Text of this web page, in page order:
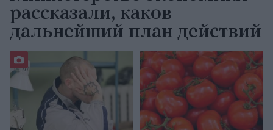
рассказали, каков
дальнейший план действий